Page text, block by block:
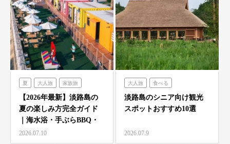
夏 大人旅 家族旅
食べる 体験する 禅坊靖寧
ハローキティスマイル
オーシャンテラス ミエレ
グランシャリオ
【2026年最新】淡路島の
夏の楽しみ方完全ガイド
｜海水浴・手ぶらBBQ・
子供の遊び場と絶景…
2026.07.10
大人旅 食べる
フレンチの森 古酒の舎
禅坊靖寧 のじまスコーラ
淡路島のシニア向け観光
スポットおすすめ10選
2026.07.9